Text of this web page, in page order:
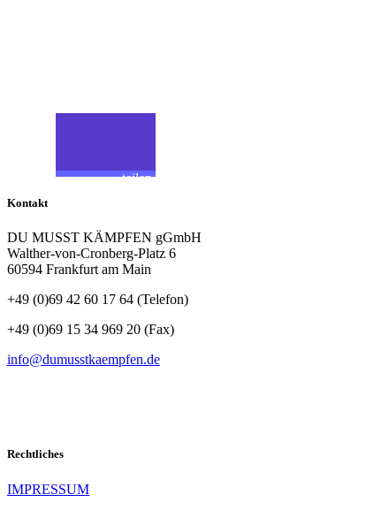
teilen
teilen
Kontakt
DU MUSST KÄMPFEN gGmbH
Walther-von-Cronberg-Platz 6
60594 Frankfurt am Main
+49 (0)69 42 60 17 64 (Telefon)
+49 (0)69 15 34 969 20 (Fax)
info@dumusstkaempfen.de
Rechtliches
IMPRESSUM